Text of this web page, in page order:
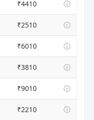
₹4410 ⓘ
₹2510 ⓘ
₹6010 ⓘ
₹3810 ⓘ
₹9010 ⓘ
₹2210 ⓘ